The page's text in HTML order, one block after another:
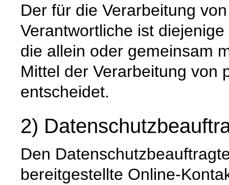
Der für die Verarbeitung
Verantwortliche ist
die allein oder gemeinsam
Mittel der Verarbeitung von
entscheidet.
2)
Den
bereitgestellte Online-